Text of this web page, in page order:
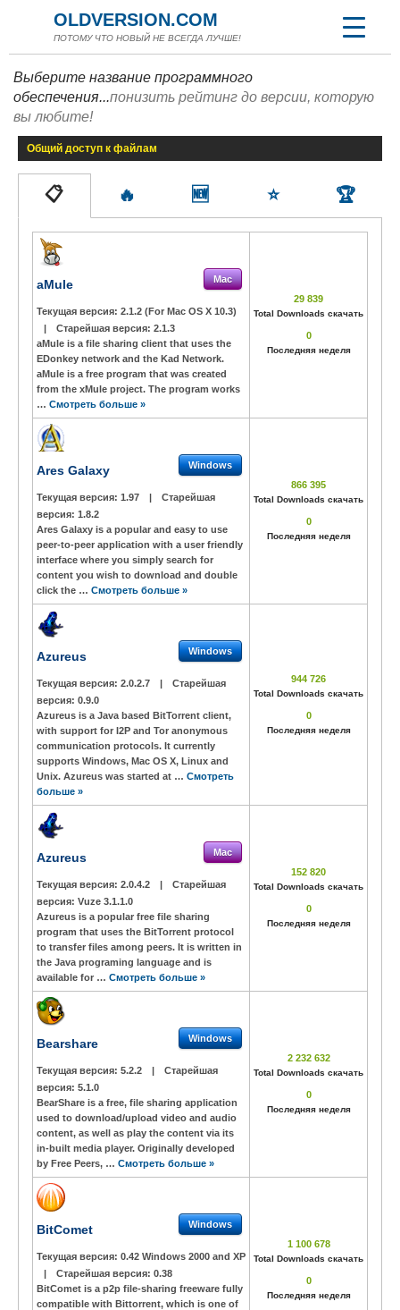
OLDVERSION.COM
ПОТОМУ ЧТО НОВЫЙ НЕ ВСЕГДА ЛУЧШЕ!
Выберите название программного
обеспечения...понизить рейтинг до версии, которую
вы любите!
Общий доступ к файлам
📋 🔥 🆕 ⭐ 🏆
aMule Mac
Текущая версия: 2.1.2 (For Mac OS X 10.3)
|
Старейшая версия: 2.1.3
aMule is a file sharing client that uses the
EDonkey network and the Kad Network.
aMule is a free program that was created
from the xMule project. The program works
… Смотреть больше »
29 839
Total Downloads скачать
0
Последняя неделя
Ares Galaxy Windows
Текущая версия: 1.97 |
Старейшая
версия: 1.8.2
Ares Galaxy is a popular and easy to use
peer-to-peer application with a user friendly
interface where you simply search for
content you wish to download and double
click the … Смотреть больше »
866 395
Total Downloads скачать
0
Последняя неделя
Azureus Windows
Текущая версия: 2.0.2.7 |
Старейшая
версия: 0.9.0
Azureus is a Java based BitTorrent client,
with support for I2P and Tor anonymous
communication protocols. It currently
supports Windows, Mac OS X, Linux and
Unix. Azureus was started at … Смотреть
больше »
944 726
Total Downloads скачать
0
Последняя неделя
Azureus Mac
Текущая версия: 2.0.4.2 |
Старейшая
версия: Vuze 3.1.1.0
Azureus is a popular free file sharing
program that uses the BitTorrent protocol
to transfer files among peers. It is written in
the Java programing language and is
available for … Смотреть больше »
152 820
Total Downloads скачать
0
Последняя неделя
Bearshare Windows
Текущая версия: 5.2.2 |
Старейшая
версия: 5.1.0
BearShare is a free, file sharing application
used to download/upload video and audio
content, as well as play the content via its
in-built media player. Originally developed
by Free Peers, … Смотреть больше »
2 232 632
Total Downloads скачать
0
Последняя неделя
BitComet Windows
Текущая версия: 0.42 Windows 2000 and XP
|
Старейшая версия: 0.38
BitComet is a p2p file-sharing freeware fully
compatible with Bittorrent, which is one of
1 100 678
Total Downloads скачать
0
Последняя неделя